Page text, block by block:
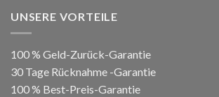
UNSERE VORTEILE
100 % Geld-Zurück-Garantie
30 Tage Rücknahme -Garantie
100 % Best-Preis-Garantie